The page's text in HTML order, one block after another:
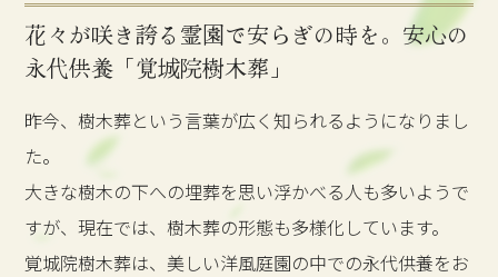
花々が咲き誇る霊園で安らぎの時を。安心の
永代供養「覚城院樹木葬」
昨今、樹木葬という言葉が広く知られるようになりまし
た。
大きな樹木の下への埋葬を思い浮かべる人も多いようで
すが、現在では、樹木葬の形態も多様化しています。
覚城院樹木葬は、美しい洋風庭園の中での永代供養をお